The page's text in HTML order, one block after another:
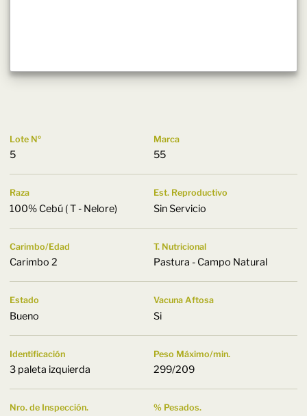
Lote Nº
5
Marca
55
Raza
100% Cebú ( T - Nelore)
Est. Reproductivo
Sin Servicio
Carimbo/Edad
Carimbo 2
T. Nutricional
Pastura - Campo Natural
Estado
Bueno
Vacuna Aftosa
Si
Identificación
3 paleta izquierda
Peso Máximo/min.
299/209
Nro. de Inspección. % Pesados.